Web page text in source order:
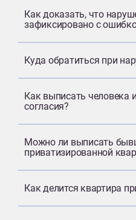
Как доказать, что
зафиксировано с
Куда обратиться при
Как выписать человека
согласия?
Можно ли выписать
приватизированной
Как делится квартира